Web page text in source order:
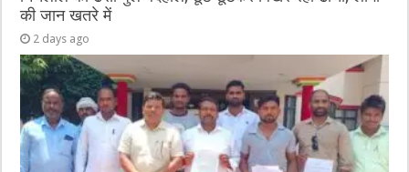
की जान खतरे में
2 days ago